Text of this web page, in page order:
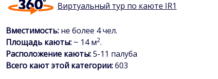
Виртуальный тур по каюте IR1
Вместимость: не более 4 чел.
Площадь каюты: ~ 14 м2.
Расположение каюты:5-11 палуба
Всего кают этой категории:603